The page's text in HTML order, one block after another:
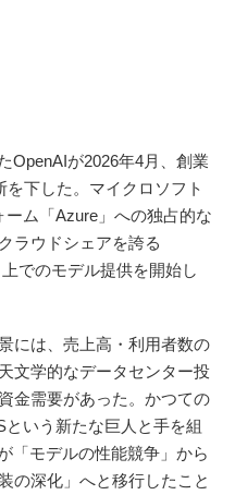
OpenAIが2026年4月、創業
下した。マイクロソフト
ーム「Azure」への独占的な
ラウドシェアを誇る
でのモデル提供を開始し
には、売上高・利用者数の
文学的なデータセンター投
金需要があった。かつての
という新たな巨人と手を組
「モデルの性能競争」から
の深化」へと移行したこと